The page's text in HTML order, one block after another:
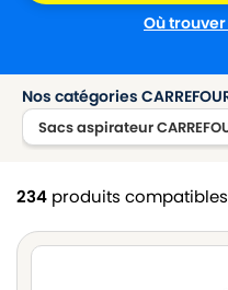
Où
Nos catégories
Sacs aspirateur
234 produits compatibles